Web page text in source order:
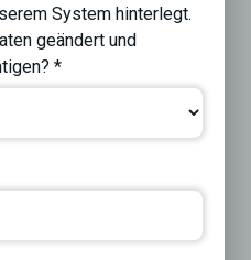
System hinterlegt.
geändert und
*